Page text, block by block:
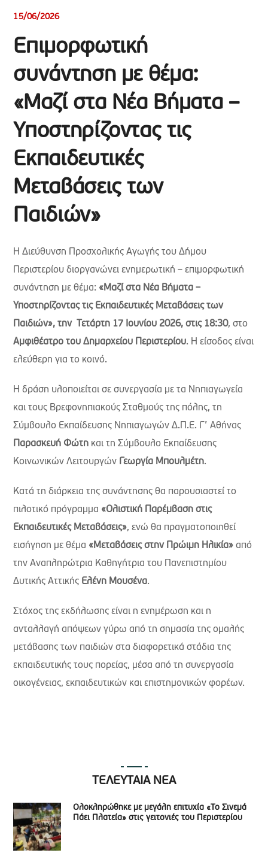
15/06/2026
Επιμορφωτική
συνάντηση με θέμα:
«Μαζί στα Νέα Βήματα –
Υποστηρίζοντας τις
Εκπαιδευτικές
Μεταβάσεις των
Παιδιών»
Η Διεύθυνση Προσχολικής Αγωγής του Δήμου
Περιστερίου διοργανώνει ενημερωτική – επιμορφωτική
συνάντηση με θέμα: «Μαζί στα Νέα Βήματα –
Υποστηρίζοντας τις Εκπαιδευτικές Μεταβάσεις των
Παιδιών», την
Τετάρτη 17 Ιουνίου 2026, στις 18:30, στο
Αμφιθέατρο του Δημαρχείου Περιστερίου. Η είσοδος είναι
ελεύθερη για το κοινό.
Η δράση υλοποιείται σε συνεργασία με τα Νηπιαγωγεία
και τους Βρεφονηπιακούς Σταθμούς της πόλης, τη
Σύμβουλο Εκπαίδευσης Νηπιαγωγών Δ.Π.Ε. Γ’ Αθήνας
Παρασκευή Φώτη και τη Σύμβουλο Εκπαίδευσης
Κοινωνικών Λειτουργών
Γεωργία Μπουλμέτη.
Κατά τη διάρκεια της συνάντησης θα παρουσιαστεί το
πιλοτικό πρόγραμμα «Ολιστική Παρέμβαση στις
Εκπαιδευτικές Μεταβάσεις», ενώ θα πραγματοποιηθεί
εισήγηση με θέμα «Μεταβάσεις στην Πρώιμη Ηλικία» από
την Αναπληρώτρια Καθηγήτρια του Πανεπιστημίου
Δυτικής Αττικής Ελένη Μουσένα.
Στόχος της εκδήλωσης είναι η ενημέρωση και η
ανταλλαγή απόψεων γύρω από τη σημασία της ομαλής
μετάβασης των παιδιών στα διαφορετικά στάδια της
εκπαιδευτικής τους πορείας, μέσα από τη συνεργασία
οικογένειας, εκπαιδευτικών και επιστημονικών φορέων.
ΤΕΛΕΥΤΑΙΑ ΝΕΑ
Ολοκληρώθηκε με μεγάλη επιτυχία «Το Σινεμά
Πάει Πλατεία» στις γειτονιές του Περιστερίου